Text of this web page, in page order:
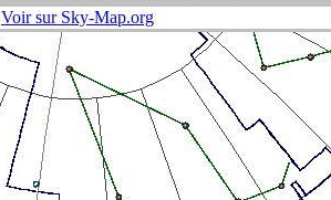
Voir sur Sky-Map.org